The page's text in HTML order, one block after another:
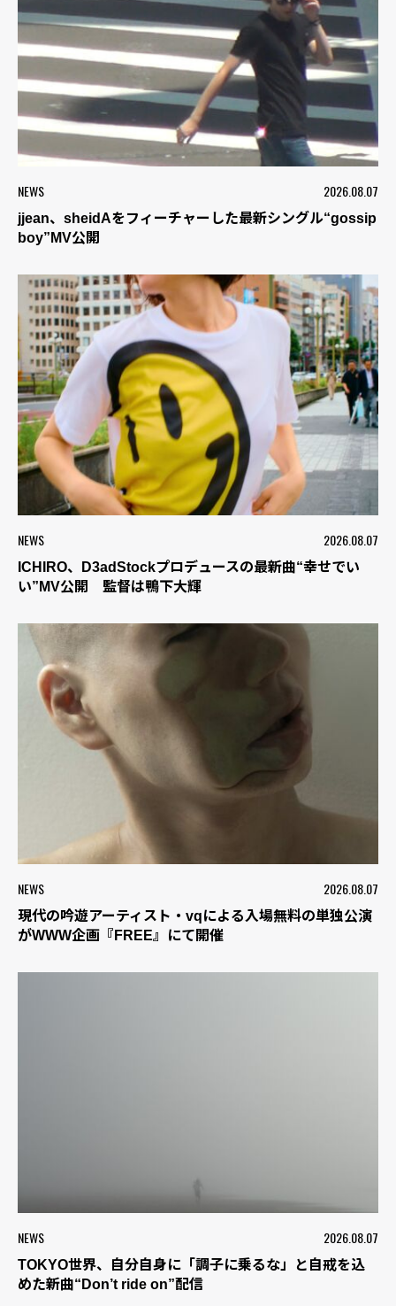
NEWS 2026.08.07
jjean、sheidAをフィーチャーした最新シングル“gossip
boy”MV公開
NEWS 2026.08.07
ICHIRO、D3adStockプロデュースの最新曲“幸せでい
い”MV公開 監督は鴨下大輝
NEWS 2026.08.07
現代の吟遊アーティスト・vqによる入場無料の単独公演
がWWW企画『FREE』にて開催
NEWS 2026.08.07
TOKYO世界、自分自身に「調子に乗るな」と自戒を込
めた新曲“Don’t ride on”配信